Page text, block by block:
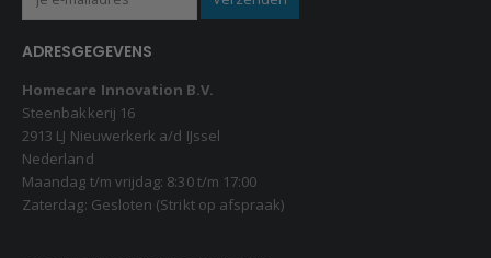
ADRESGEGEVENS
Homecare Innovation B.V.
Steenbakkerij 16
2913 LJ Nieuwerkerk a/d IJssel
Nederland
Maandag t/m vrijdag: 8:30 t/m 17:00
Zaterdag: Gesloten (Strikt op afspraak)